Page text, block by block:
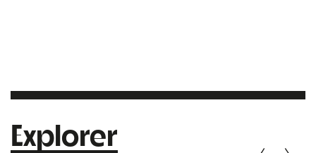
Explorer